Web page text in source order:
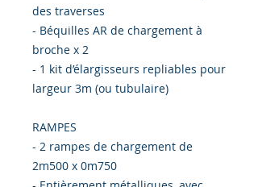
des traverses
- Béquilles AR de chargement à
broche x 2
- 1 kit d’élargisseurs repliables pour
largeur 3m (ou tubulaire)
RAMPES
- 2 rampes de chargement de
2m500 x 0m750